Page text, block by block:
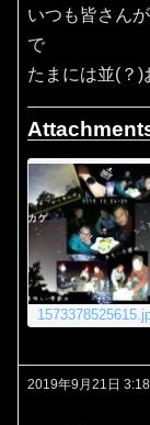
いつも皆さん
で
たまには並(？)
2019年9月21日 3:18